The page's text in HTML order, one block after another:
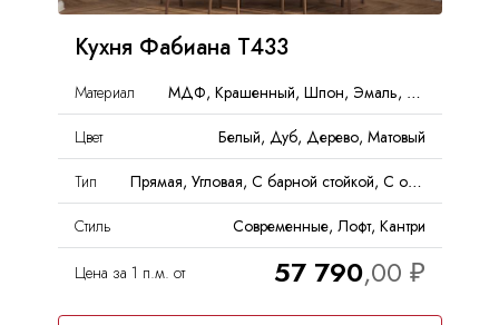
Кухня Фабиана T433
Материал
МДФ, Крашенный, Шпон, Эмаль, Массив, Дерево
Цвет
Белый, Дуб, Дерево, Матовый
Тип
Прямая, Угловая, С барной стойкой, С островом
Стиль
Современные, Лофт, Кантри
Цена за 1 п.м. от 57 790